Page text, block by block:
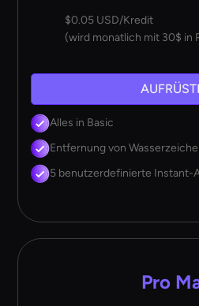
$0.05 USD/Kredit
(wird monatlich mit 30$ in
Alles in Basic
Entfernung von
5 benutzerdefinierte Instant-
Pro